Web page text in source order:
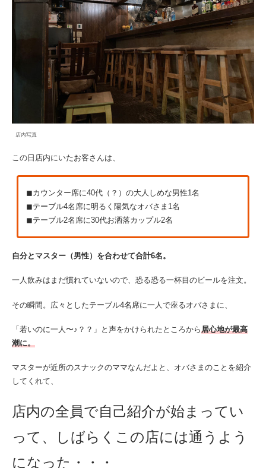
店内写真
この日店内にいたお客さんは、
◼︎カウンター席に40代（？）の大人しめな男性1名
◼︎テーブル4名席に明るく陽気なオバさま1名
◼︎テーブル2名席に30代お洒落カップル2名
自分とマスター（男性）を合わせて合計6名。
一人飲みはまだ慣れていないので、恐る恐る一杯目のビールを注文。
その瞬間。広々としたテーブル4名席に一人で座るオバさまに、
「若いのに一人〜♪？？」と声をかけられたところから居心地が最高
潮に。
マスターが近所のスナックのママなんだよと、オバさまのことを紹介
してくれて、
店内の全員で自己紹介が始まってい
って、しばらくこの店には通うよう
になった・・・